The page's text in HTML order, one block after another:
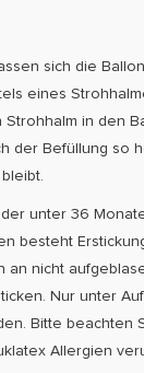
sich die
eines
Strohhalm in den
der Befüllung so
unter 36
besteht
an nicht
Nur unter
Bitte beachten
Allergien